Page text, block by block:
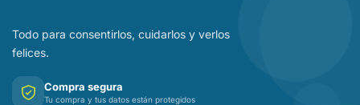
Todo para consentirlos, cuidarlos y verlos
felices.
Compra segura
Tu compra y tus datos están protegidos